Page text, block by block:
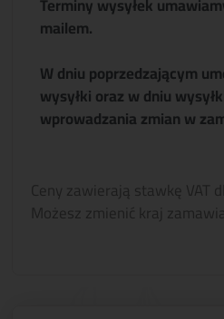
mailem.
W dniu poprzedzającym
wysyłki oraz w dniu
wprowadzania zmian w
Ceny zawierają stawkę VAT
Możesz zmienić kraj